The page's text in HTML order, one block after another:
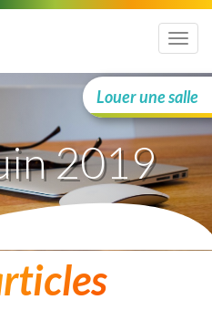
Menu
Louer une salle
2019